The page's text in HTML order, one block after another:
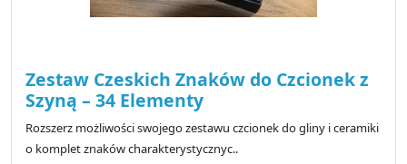
Zestaw Czeskich Znaków do Czcionek z
Szyną – 34 Elementy
Rozszerz możliwości swojego zestawu czcionek do gliny i ceramiki
o komplet znaków charakterystycznyc..